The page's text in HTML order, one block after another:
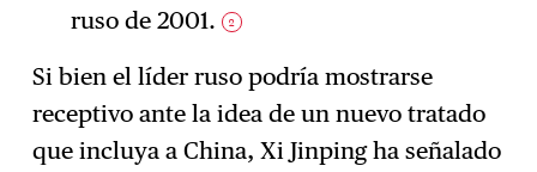
ruso de 2001.
2
Si bien el líder ruso podría mostrarse
receptivo ante la idea de un nuevo tratado
que incluya a China, Xi Jinping ha señalado